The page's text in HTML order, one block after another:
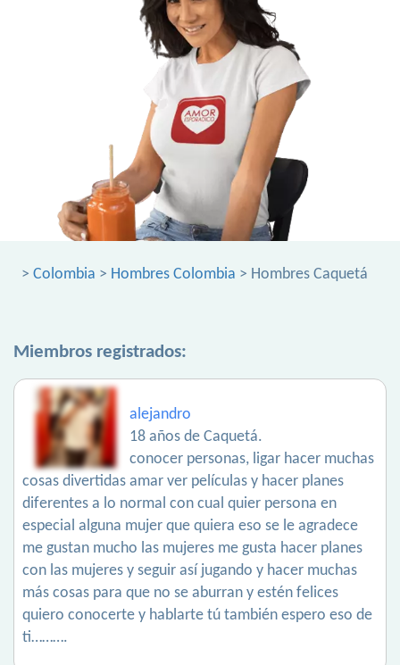
> Colombia > Hombres Colombia > Hombres Caquetá
Miembros registrados:
alejandro
18 años de Caquetá.
conocer personas, ligar hacer muchas
cosas divertidas amar ver películas y hacer planes
diferentes a lo normal con cual quier persona en
especial alguna mujer que quiera eso se le agradece
me gustan mucho las mujeres me gusta hacer planes
con las mujeres y seguir así jugando y hacer muchas
más cosas para que no se aburran y estén felices
quiero conocerte y hablarte tú también espero eso de
ti……….